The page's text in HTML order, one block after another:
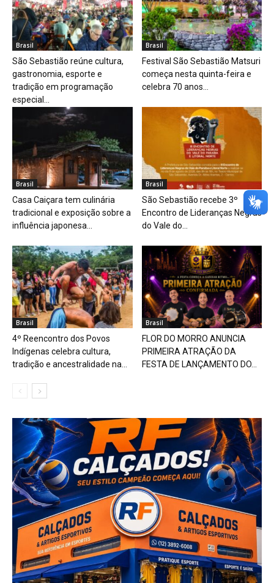
Brasil
São Sebastião reúne cultura,
gastronomia, esporte e
tradição em programação
especial...
Brasil
Festival São Sebastião Matsuri
começa nesta quinta-feira e
celebra 70 anos...
Brasil
Casa Caiçara tem culinária
tradicional e exposição sobre a
influência japonesa...
Brasil
São Sebastião recebe 3º
Encontro de Lideranças Negras
do Vale do...
Brasil
4º Reencontro dos Povos
Indígenas celebra cultura,
tradição e ancestralidade na...
Brasil
FLOR DO MORRO ANUNCIA
PRIMEIRA ATRAÇÃO DA
FESTA DE LANÇAMENTO DO...